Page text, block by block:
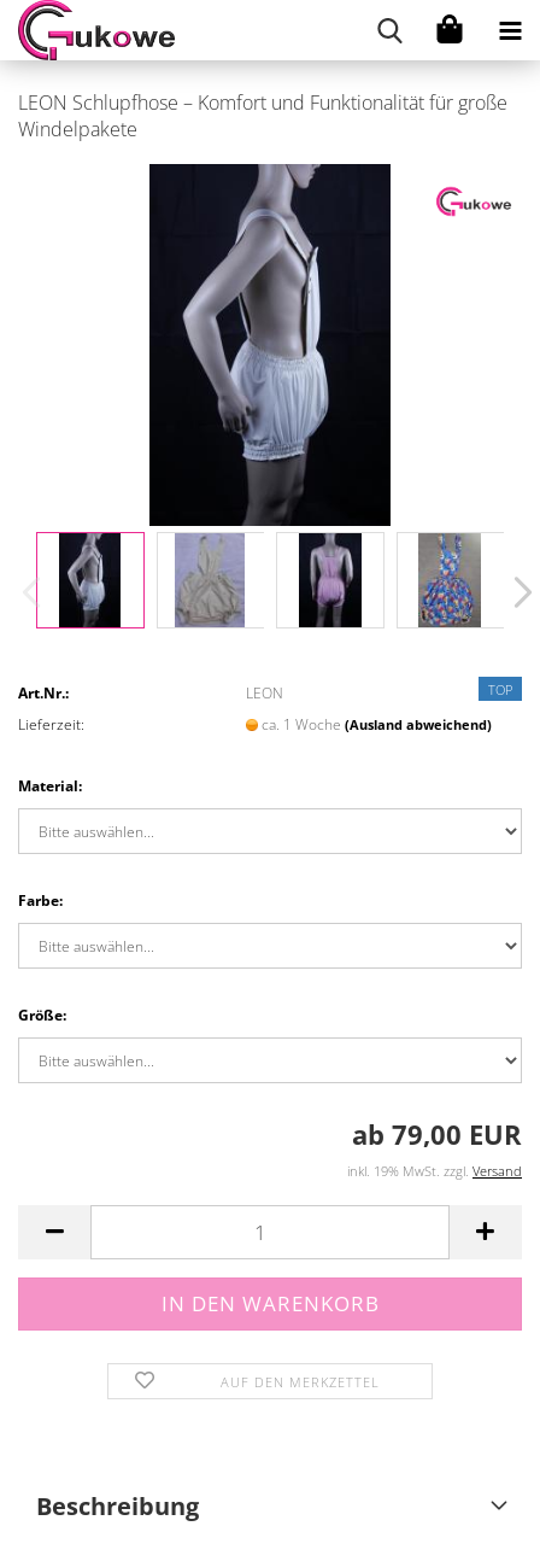
LEON Schlupfhose – Komfort und Funktionalität für große
Windelpakete
TOP
Art.Nr.:
LEON
Lieferzeit:
ca. 1 Woche(Ausland abweichend)
Material:
Farbe:
Größe:
ab 79,00 EUR
inkl. 19% MwSt. zzgl. Versand
AUF DEN MERKZETTEL
Beschreibung